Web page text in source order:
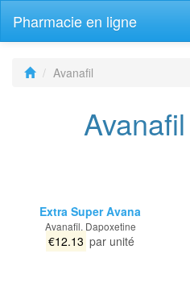
Pharmacie en ligne
Avanafil
Extra Super Avana
Avanafil, Dapoxetine
€12.13 par unité